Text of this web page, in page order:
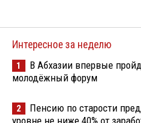
Интересное за неделю
1
В Абхазии впервые
молодёжный форум
2
Пенсию по старости
уровне не ниже 40% от